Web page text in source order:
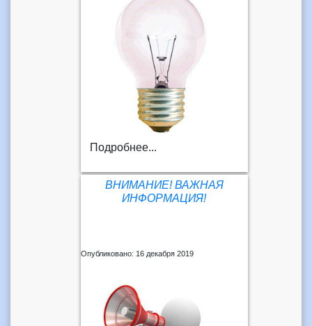
Подробнее...
ВНИМАНИЕ! ВАЖНАЯ
ИНФОРМАЦИЯ!
Опубликовано: 16 декабря 2019